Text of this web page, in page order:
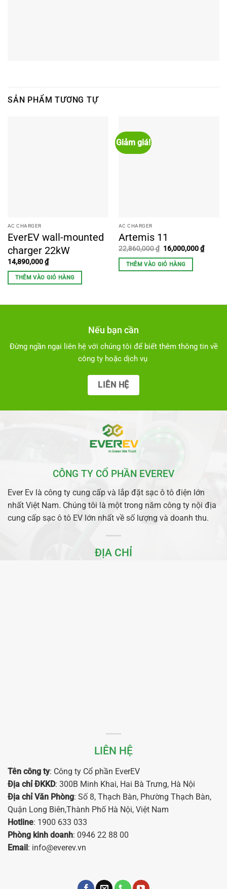
SẢN PHẨM TƯƠNG TỰ
AC CHARGER
EverEV wall-mounted
charger 22kW
14,890,000₫
THÊM VÀO GIỎ HÀNG
Giảm giá!
AC CHARGER
Artemis 11
22,860,000₫ Giá
gốc
là:
22,860,000 ₫.
16,000,000₫Giá
hiện
THÊM VÀO GIỎ HÀNG
Nếu bạn cần
Đừng ngần ngại liên hệ với chúng tôi để biết thêm thông tin về
công ty hoặc dịch vụ
LIÊN HỆ
CÔNG TY CỔ PHẦN EVEREV
Ever Ev là công ty cung cấp và lắp đặt sạc ô tô điện lớn
nhất Việt Nam. Chúng tôi là một trong năm công ty nội địa
cung cấp sạc ô tô EV lớn nhất về số lượng và doanh thu.
ĐỊA CHỈ
LIÊN HỆ
Tên công ty: Công ty Cổ phần EverEV
Địa chỉ ĐKKD: 300B Minh Khai, Hai Bà Trưng, Hà Nội
Địa chỉ Văn Phòng: Số 8, Thạch Bàn, Phường Thạch Bàn,
Quận Long Biên,Thành Phố Hà Nội, Việt Nam
Hotline: 1900 633 033
Phòng kinh doanh: 0946 22 88 00
Email: info@everev.vn